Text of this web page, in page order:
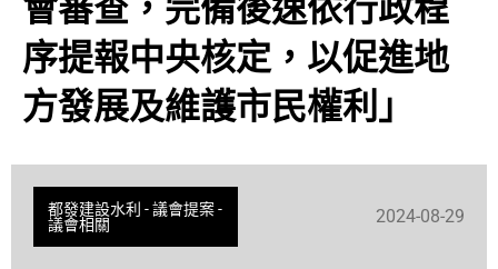
會審查，完備後速依行政程
序提報中央核定，以促進地
方發展及維護市民權利」
都發建設水利 -議會提案-
議會相關
2024-08-29